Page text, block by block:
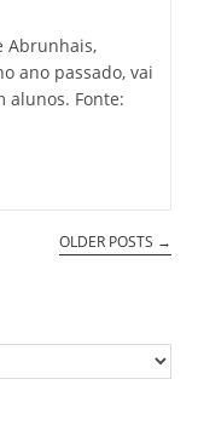
Abrunhais,
ano passado, vai
alunos. Fonte:
OLDER POSTS →